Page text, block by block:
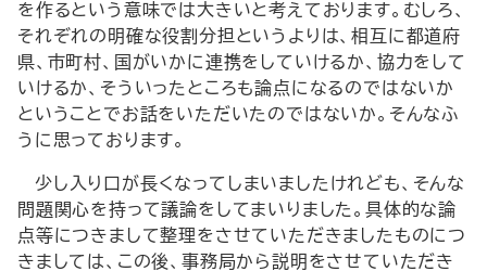
を作るという意味では大きいと考えております。むしろ、
それぞれの明確な役割分担というよりは、相互に都道府
県、市町村、国がいかに連携をしていけるか、協力をして
いけるか、そういったところも論点になるのではないか
ということでお話をいただいたのではないか。そんなふ
うに思っております。
少し入り口が長くなってしまいましたけれども、そんな
問題関心を持って議論をしてまいりました。具体的な論
点等につきまして整理をさせていただきましたものにつ
きましては、この後、事務局から説明をさせていただき